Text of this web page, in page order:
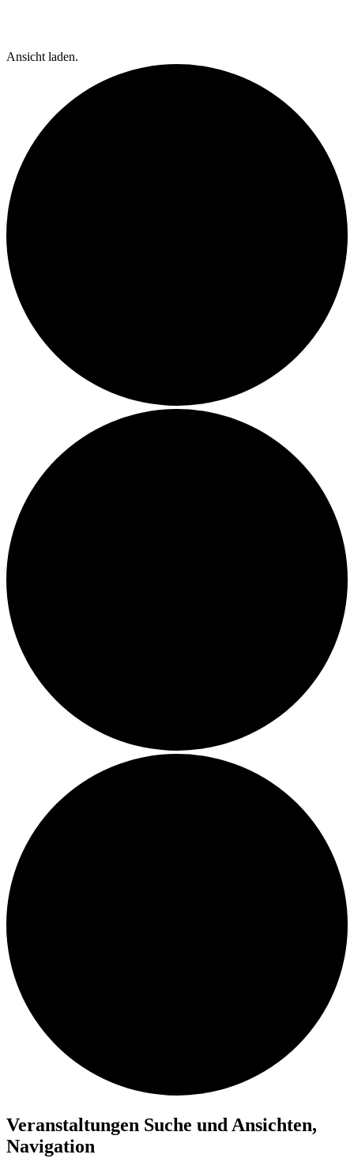
Ansicht laden.
Veranstaltungen Suche und Ansichten,
Navigation